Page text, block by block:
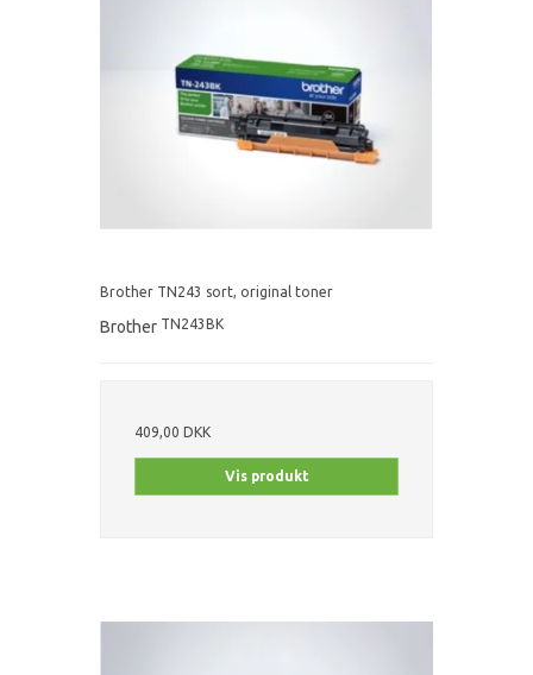
Brother TN243 sort, original toner
Brother TN243BK
409,00 DKK
Vis produkt